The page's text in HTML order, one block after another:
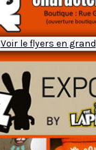
Voir le flyers en grand